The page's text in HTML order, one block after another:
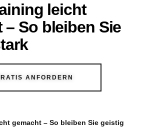
leicht
– So bleiben Sie
ANFORDERN
gemacht – So bleiben Sie geistig